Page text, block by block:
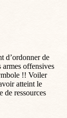
d’ordonner de
offensives
!! Voiler
atteint le
de ressources